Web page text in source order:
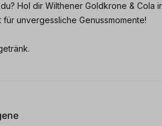
Hol dir Wilthener Goldkrone & Cola
unvergessliche Genussmomente!